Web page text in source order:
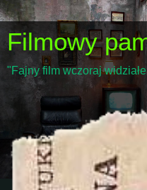
Filmowy
"Fajny film wczoraj